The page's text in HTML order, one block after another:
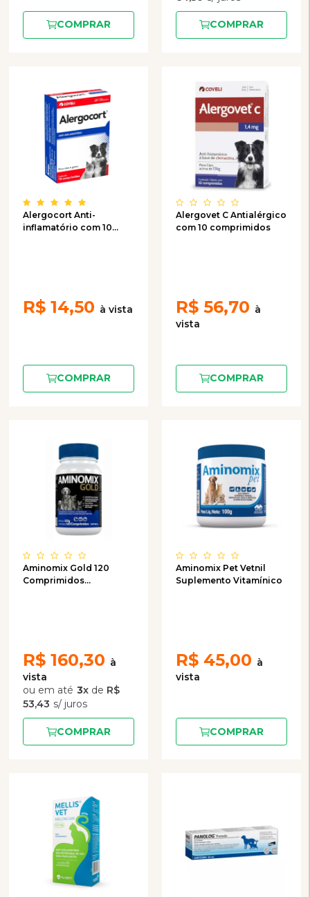
COMPRAR COMPRAR
Alergocort Anti-
inflamatório com 10
R$ 14,50
COMPRAR
Alergovet C Antialérgico
com 10 comprimidos
R$ 56,70
COMPRAR
Aminomix Gold 120
Comprimidos
R$ 160,30
3x de R$
53,43
COMPRAR
Aminomix Pet Vetnil
Suplemento Vitamínico
R$ 45,00
COMPRAR